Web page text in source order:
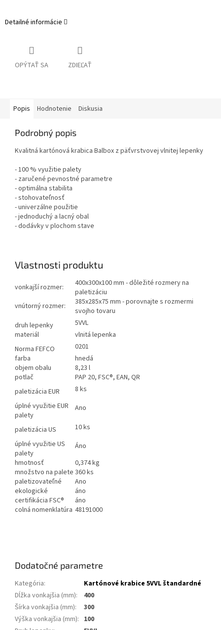
Detailné informácie
OPÝTAŤ SA ZDIEĽAŤ
Popis Hodnotenie Diskusia
Podrobný popis
Kvalitná kartónová krabica Balbox z päťvrstvovej vlnitej lepenky
- 100 % využitie palety
- zaručené pevnostné parametre
- optimálna stabilita
- stohovateľnosť
- univerzálne použitie
- jednoduchý a lacný obal
- dodávky v plochom stave
Vlastnosti produktu
vonkajší rozmer:
400x300x100 mm - dôležité rozmery na
paletizáciu
vnútorný rozmer:
385x285x75 mm - porovnajte s rozmermi
svojho tovaru
druh lepenky
5VVL
materiál
vlnitá lepenka
Norma FEFCO
0201
farba
hnedá
objem obalu
8,23 l
potlač
PAP 20, FSC®, EAN, QR
paletizácia EUR
8 ks
úplné využitie EUR
palety
Ano
paletizácia US
10 ks
úplné využitie US
palety
Áno
hmotnosť
0,374 kg
množstvo na palete 360 ks
paletizovateľné
Ano
ekologické
áno
certifikácia FSC®
áno
colná nomenklatúra 48191000
Dodatočné parametre
Kategória:
Kartónové krabice 5VVL štandardné
Dĺžka vonkajšia (mm):
400
Šírka vonkajšia (mm):
300
Výška vonkajšia (mm): 100